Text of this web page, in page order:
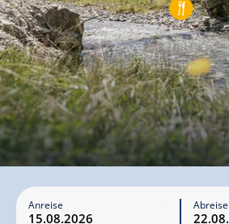
Anreise Abreise